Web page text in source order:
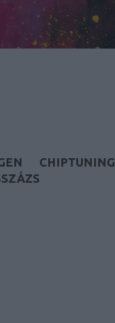
CHIPTUNING